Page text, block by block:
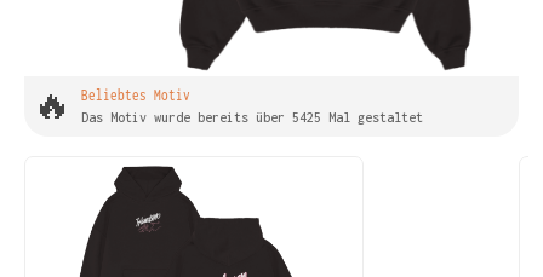
🔥 Beliebtes Motiv
Das Motiv wurde bereits über 5425 Mal gestaltet